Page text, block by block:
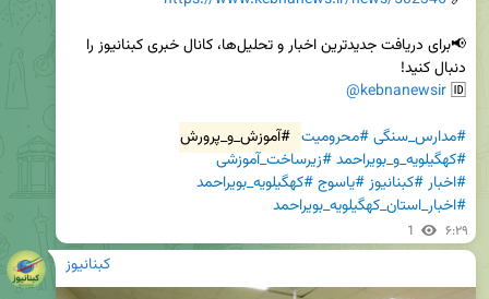
🆔
@kebnanewsir
#مدارس_سنگی#محرومیت #آموزش_و_پرورش
#کهگیلویه_و_بویراحمد#زیرساخت_آموزشی
#اخبار#کبنانیوز#یاسوج#کهگیلویه_بویراحمد
#اخبار_استان_کهگیلویه_بویراحمد
1 ۶:۲۹
کبنانیوز